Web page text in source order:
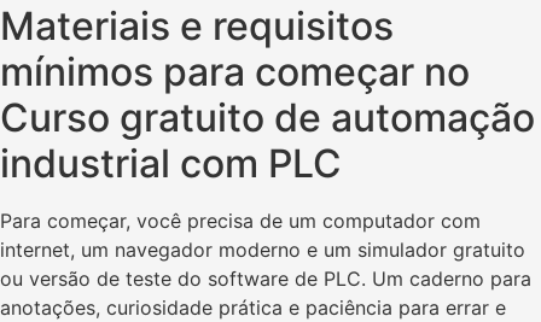
Materiais e requisitos
mínimos para começar no
Curso gratuito de automação
industrial com PLC
Para começar, você precisa de um computador com
internet, um navegador moderno e um simulador gratuito
ou versão de teste do software de PLC. Um caderno para
anotações, curiosidade prática e paciência para errar e